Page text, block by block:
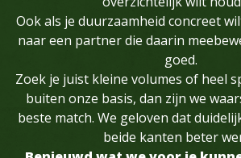
Ook als je duurzaamheid concreet
naar een partner die daarin
goed.
Zoek je juist kleine volumes of heel
buiten onze basis, dan zijn we
beste match. We geloven dat
beide kanten beter